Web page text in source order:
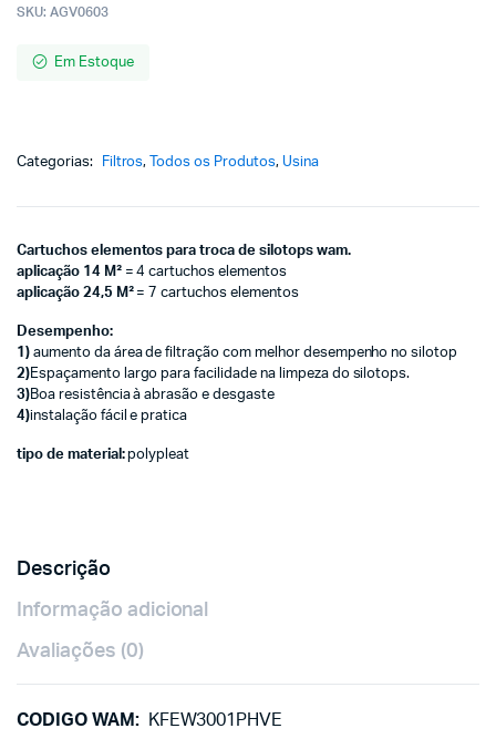
SKU: AGV0603
Em Estoque
Categorias: Filtros, Todos os Produtos, Usina
Cartuchos elementos para troca de silotops wam.
aplicação 14 M²= 4 cartuchos elementos
aplicação 24,5 M²= 7 cartuchos elementos
Desempenho:
1)aumento da área de filtração com melhor desempenho no silotop
2)Espaçamento largo para facilidade na limpeza do silotops.
3)Boa resistência à abrasão e desgaste
4)instalação fácil e pratica
tipo de material:polypleat
Descrição
Informação adicional
Avaliações (0)
CODIGO WAM:KFEW3001PHVE